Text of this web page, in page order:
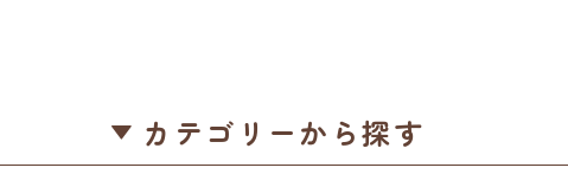
カテゴリーから探す